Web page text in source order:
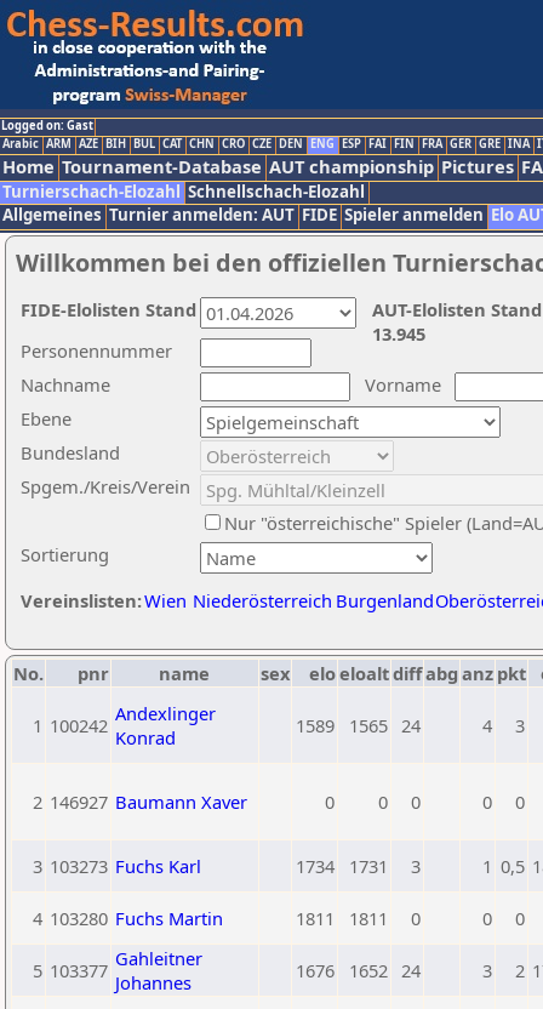
Logged on: Gast
Arabic ARM AZE BIH BUL CAT CHN CRO CZE DEN ENG ESP FAI FIN FRA GER GRE INA
Home Tournament-Database AUT championship Pictures
Turnierschach-Elozahl Schnellschach-Elozahl
Allgemeines Turnier anmelden: AUT FIDE Spieler anmelden Elo
Willkommen bei den offiziellen
Nachname
Vorname
Ebene
Sortierung
Personennummer
Bundesland
Spgem./Kreis/Verein
Nur "österreichische" Spieler
Vereinslisten:Wien Niederösterreich Burgenland
AUT-Elolisten
13.945
FIDE-Elolisten Stand
No. pnr name sex eloeloaltdiffabg anz pkt
1 100242 Andexlinger
Konrad
1589 1565 24 4 3
2 146927 Baumann Xaver 0 0 0 0 0
3 103273 Fuchs Karl 1734 1731 3 1 0,5
4 103280 Fuchs Martin 1811 1811 0 0 0
5 103377 Gahleitner
Johannes
1676 1652 24 3 2